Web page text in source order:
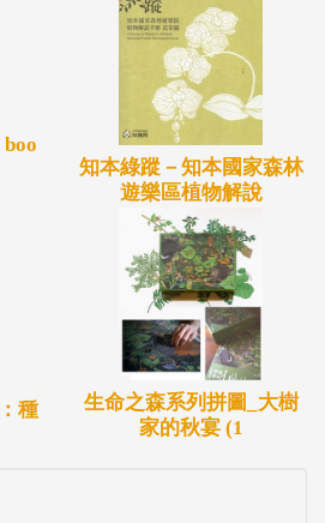
堂，在人心
芬芳
知本綠蹤－知本國家森林
遊樂區植物解說
種
生命之森系列拼圖_大樹
家的秋宴 (1